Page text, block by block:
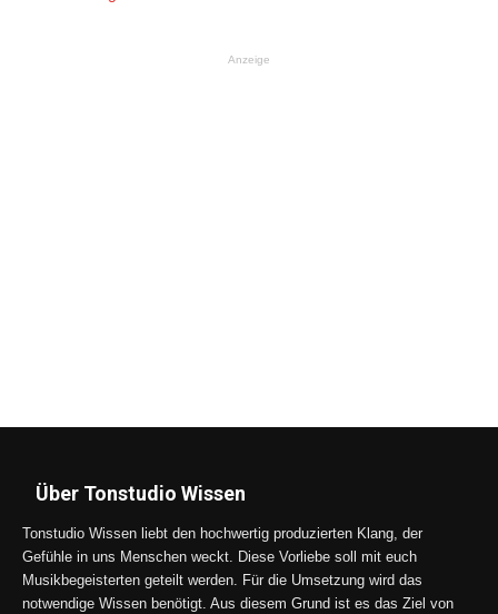
Anzeige
Über Tonstudio Wissen
Tonstudio Wissen liebt den hochwertig produzierten Klang, der
Gefühle in uns Menschen weckt. Diese Vorliebe soll mit euch
Musikbegeisterten geteilt werden. Für die Umsetzung wird das
notwendige Wissen benötigt. Aus diesem Grund ist es das Ziel von